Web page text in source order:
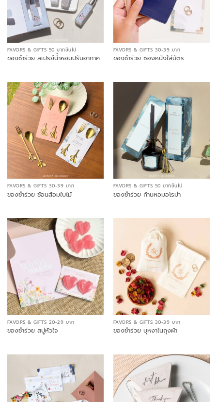
FAVORS & GIFTS 50 บาทขึ้นไป
ของชำร่วย สเปรย์น้ำหอมปรับอากาศ
FAVORS & GIFTS 30-39 บาท
ของชำร่วย ซองหนังใส่บัตร
FAVORS & GIFTS 30-39 บาท
ของชำร่วย ช้อนส้อมใบไม้
FAVORS & GIFTS 50 บาทขึ้นไป
ของชำร่วย ก้านหอมอโรม่า
FAVORS & GIFTS 20-29 บาท
ของชำร่วย สบู่หัวใจ
FAVORS & GIFTS 30-39 บาท
ของชำร่วย บุหงาในถุงผ้า